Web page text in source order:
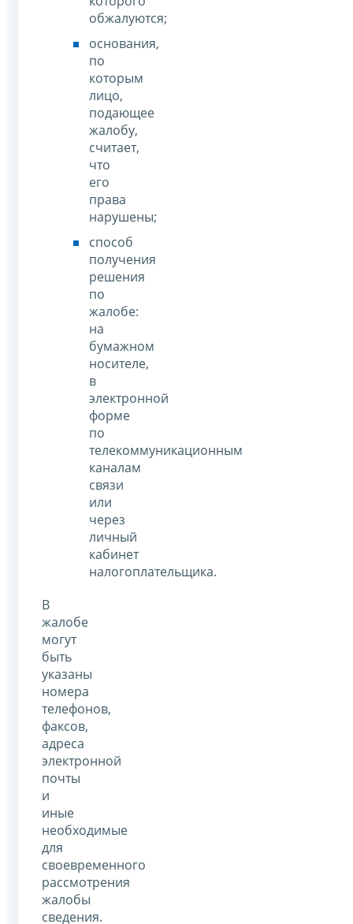
обжалуются;
основания,
по
которым
лицо,
подающее
жалобу,
считает,
что
его
права
нарушены;
способ
получения
решения
по
жалобе:
на
бумажном
носителе,
в
электронной
форме
по
телекоммуникационным
каналам
связи
или
через
личный
кабинет
налогоплательщика.
В
жалобе
могут
быть
указаны
номера
телефонов,
факсов,
адреса
электронной
почты
и
иные
необходимые
для
своевременного
рассмотрения
жалобы
сведения.